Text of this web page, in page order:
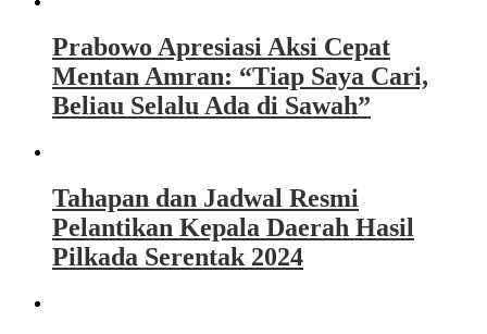
Prabowo Apresiasi Aksi Cepat
Mentan Amran: “Tiap Saya Cari,
Beliau Selalu Ada di Sawah”
Tahapan dan Jadwal Resmi
Pelantikan Kepala Daerah Hasil
Pilkada Serentak 2024